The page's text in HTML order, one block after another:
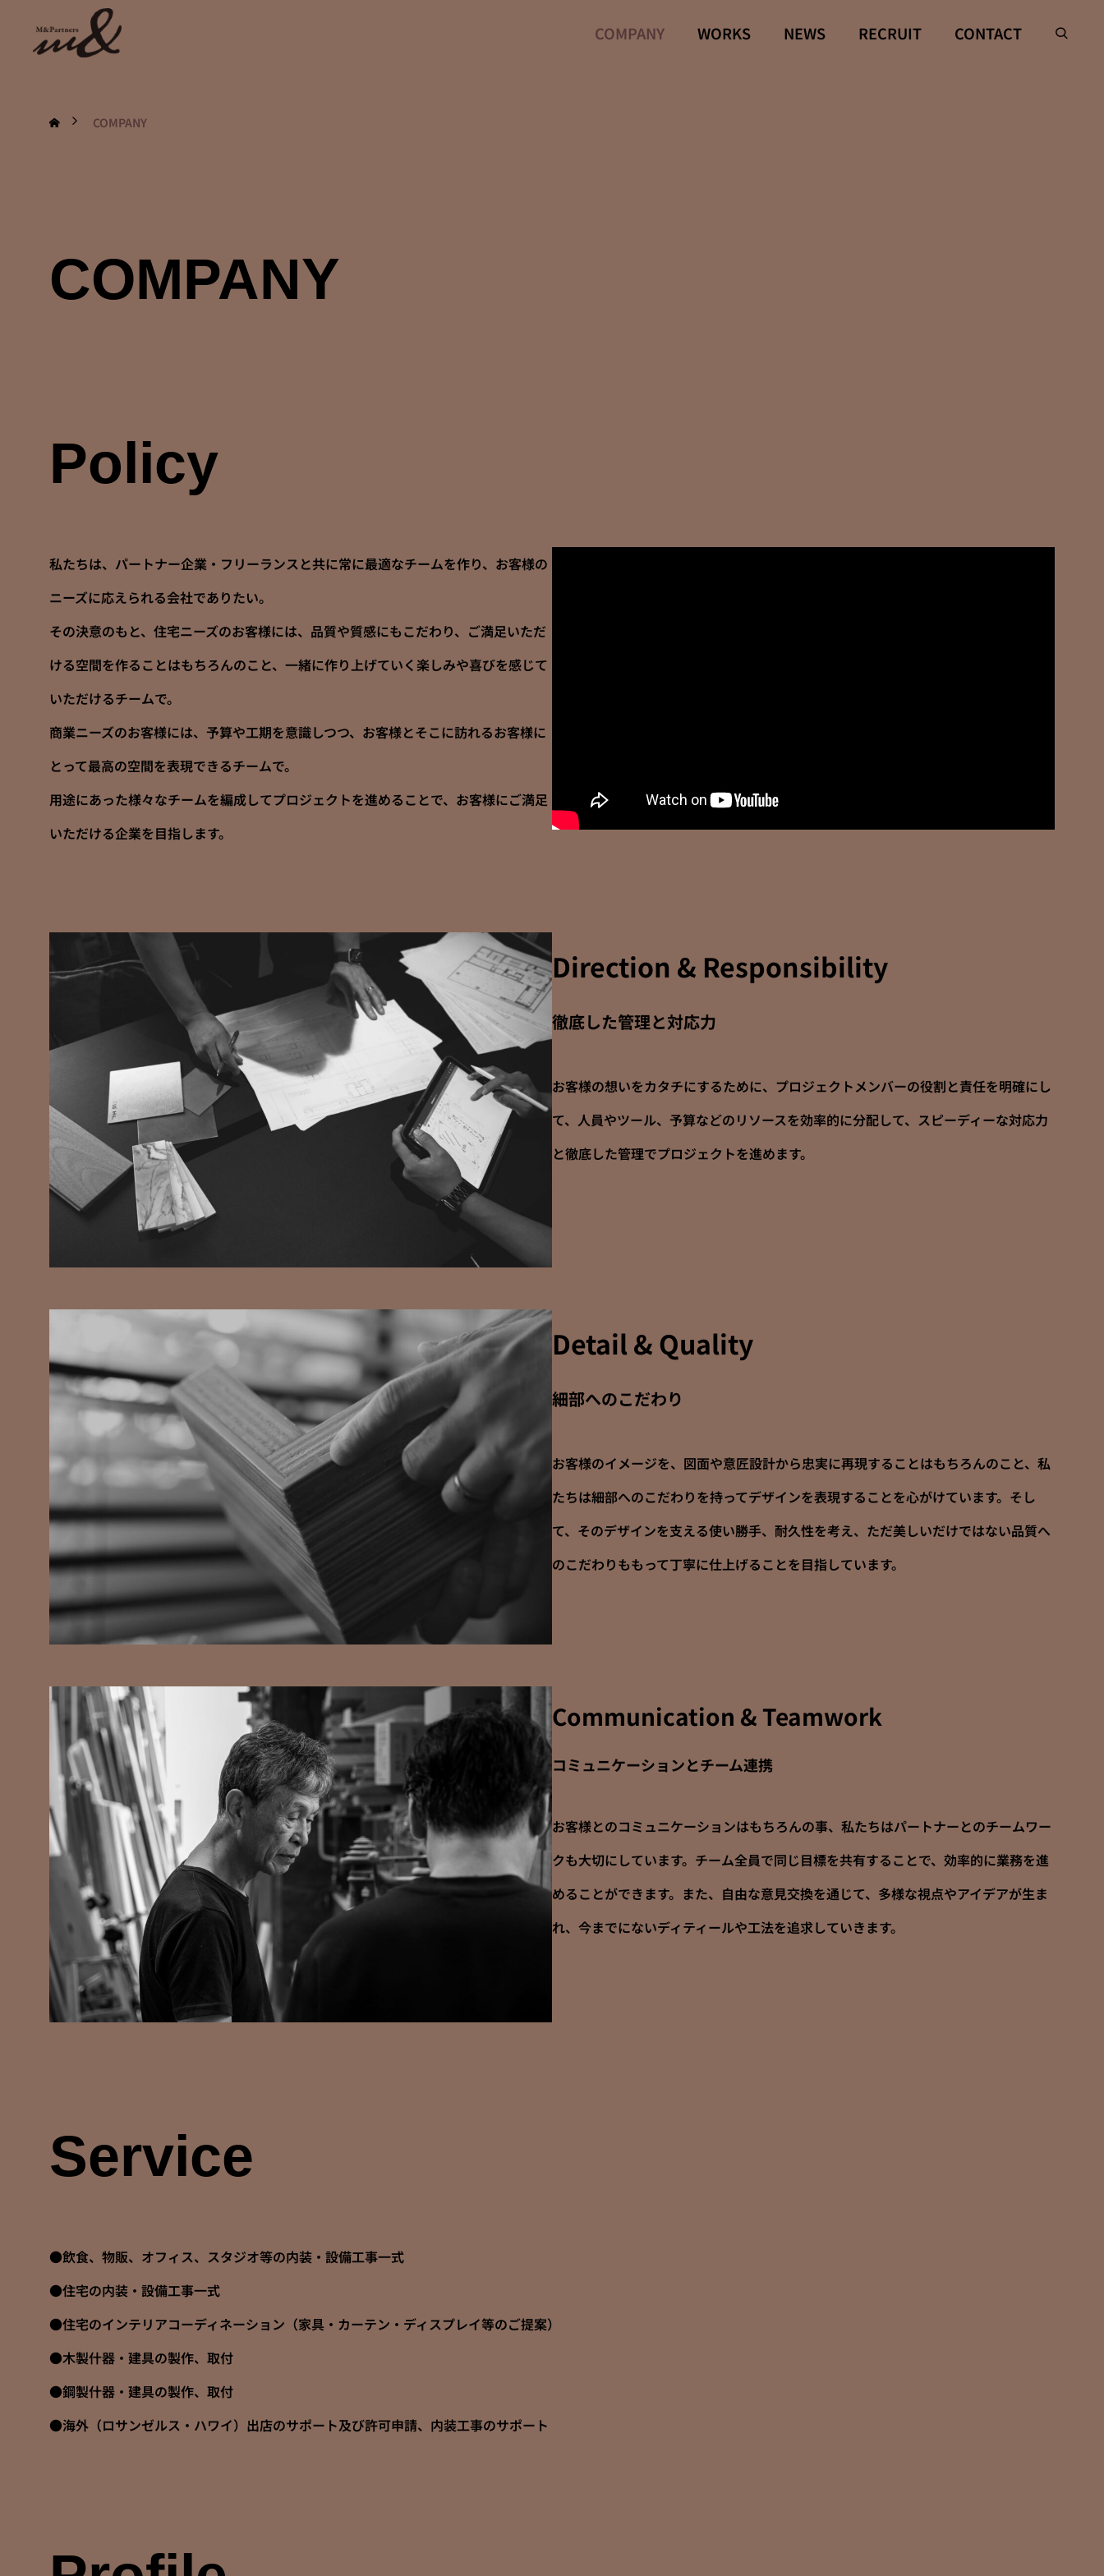
COMPANY WORKS NEWS RECRUIT CONTACT
COMPANY
COMPANY
Policy
私たちは、パートナー企業・フリーランスと共に常に最適なチームを作り、お客様の
ニーズに応えられる会社でありたい。
その決意のもと、住宅ニーズのお客様には、品質や質感にもこだわり、ご満足いただ
ける空間を作ることはもちろんのこと、一緒に作り上げていく楽しみや喜びを感じて
いただけるチームで。
商業ニーズのお客様には、予算や工期を意識しつつ、お客様とそこに訪れるお客様に
とって最高の空間を表現できるチームで。
用途にあった様々なチームを編成してプロジェクトを進めることで、お客様にご満足
いただける企業を目指します。
Direction & Responsibility
徹底した管理と対応力
お客様の想いをカタチにするために、プロジェクトメンバーの役割と責任を明確にし
て、人員やツール、予算などのリソースを効率的に分配して、スピーディーな対応力
と徹底した管理でプロジェクトを進めます。
Detail & Quality
細部へのこだわり
お客様のイメージを、図面や意匠設計から忠実に再現することはもちろんのこと、私
たちは細部へのこだわりを持ってデザインを表現することを心がけています。そし
て、そのデザインを支える使い勝手、耐久性を考え、ただ美しいだけではない品質へ
のこだわりももって丁寧に仕上げることを目指しています。
Communication & Teamwork
コミュニケーションとチーム連携
お客様とのコミュニケーションはもちろんの事、私たちはパートナーとのチームワー
クも大切にしています。チーム全員で同じ目標を共有することで、効率的に業務を進
めることができます。また、自由な意見交換を通じて、多様な視点やアイデアが生ま
れ、今までにないディティールや工法を追求していきます。
Service
●飲食、物販、オフィス、スタジオ等の内装・設備工事一式
●住宅の内装・設備工事一式
●住宅のインテリアコーディネーション（家具・カーテン・ディスプレイ等のご提案）
●木製什器・建具の製作、取付
●鋼製什器・建具の製作、取付
●海外（ロサンゼルス・ハワイ）出店のサポート及び許可申請、内装工事のサポート